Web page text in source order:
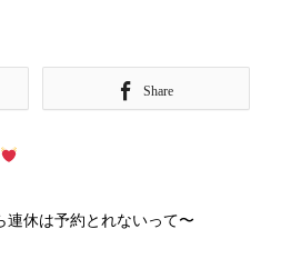
Share
連休は予約とれないって〜